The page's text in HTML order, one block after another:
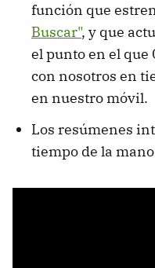
función que
Buscar", y que
el punto en el
con nosotros en
en nuestro móvil.
Los resúmenes
tiempo de la